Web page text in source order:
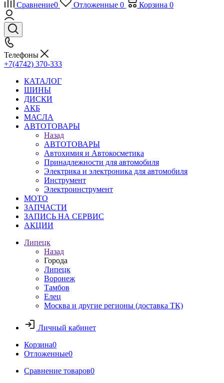
Сравнение0 Отложенные 0 Корзина 0
Телефоны
+7(4742) 370-333
КАТАЛОГ
ШИНЫ
ДИСКИ
АКБ
МАСЛА
АВТОТОВАРЫ
Назад
АВТОТОВАРЫ
Автохимия и Автокосметика
Принадлежности для автомобиля
Электрика и электроника для автомобиля
Инструмент
Электроинструмент
МОТО
ЗАПЧАСТИ
ЗАПИСЬ НА СЕРВИС
АКЦИИ
Липецк
Назад
Города
Липецк
Воронеж
Тамбов
Елец
Москва и другие регионы (доставка ТК)
Личный кабинет
Корзина0
Отложенные0
Сравнение товаров0